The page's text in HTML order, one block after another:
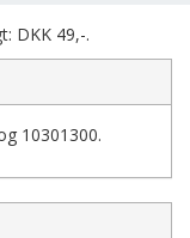
DKK 49,-.
10301300.